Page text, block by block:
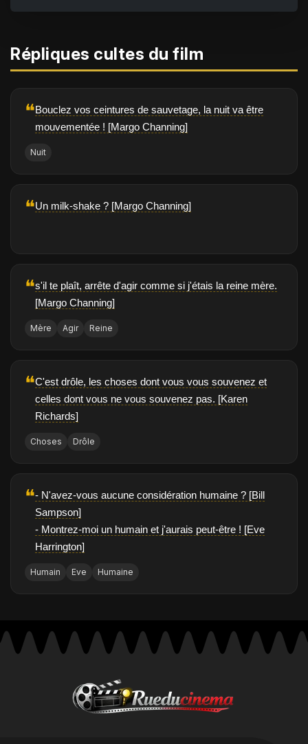
Répliques cultes du film
❝Bouclez vos ceintures de sauvetage, la nuit va être
mouvementée ! [Margo Channing]
Nuit
❝Un milk-shake ? [Margo Channing]
❝s'il te plaît, arrête d'agir comme si j'étais la reine mère.
[Margo Channing]
Mère Agir Reine
❝C'est drôle, les choses dont vous vous souvenez et
celles dont vous ne vous souvenez pas. [Karen
Richards]
Choses Drôle
❝- N'avez-vous aucune considération humaine ? [Bill
Sampson]
- Montrez-moi un humain et j'aurais peut-être ! [Eve
Harrington]
Humain Eve Humaine